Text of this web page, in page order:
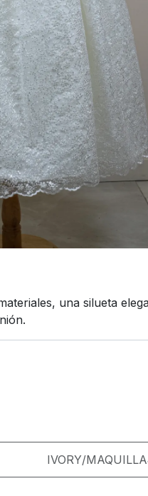
una silueta
IVORY/